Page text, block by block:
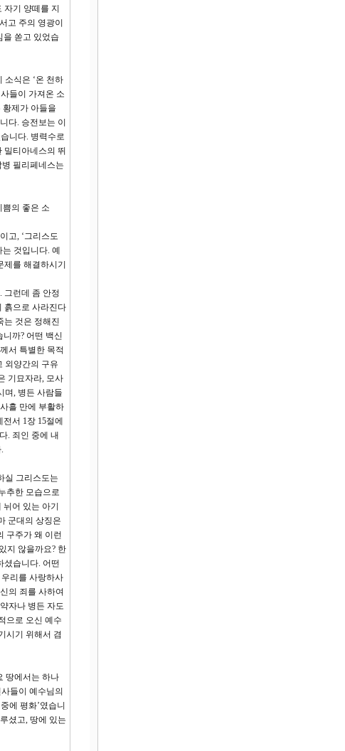
기 양떼를 지
고 주의 영광이
을 쏟고 있었습
소식은 ‘온 천하
들이 가져온 소
황제가 아들을
다. 승전보는 이
니다. 병력수로
밀티아네스의 뛰
필리페네스는
의 좋은 소
고, ‘그리스도
것입니다. 예
를 해결하시기
그런데 좀 안정
흙으로 사라진다
는 것은 정해진
까? 어떤 백신
서 특별한 목적
외양간의 구유
기묘자라, 모사
며, 병든 사람들
흘 만에 부활하
서 1장 15절에
. 죄인 중에 내
실 그리스도는
추한 모습으로
어 있는 아기
군대의 상징은
구주가 왜 이런
지 않을까요? 한
셨습니다. 어떤
리를 사랑하사
의 죄를 사하여
자나 병든 자도
으로 오신 예수
시기 위해서 겸
땅에서는 하나
들이 예수님의
에 평화’였습니
셨고, 땅에 있는